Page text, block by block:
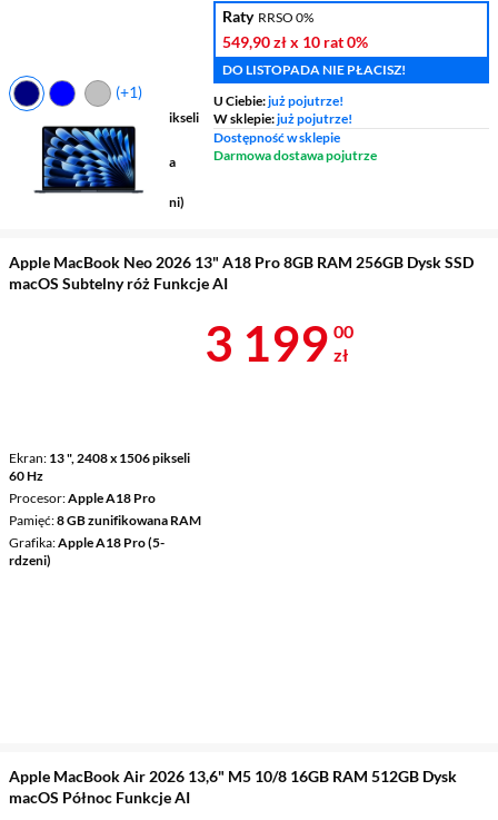
(+1)
Ekran
15,3", 2880 x 1864 pikseli
Procesor Apple M4
Pamięć 16 GB zunifikowana
Apple M4 (10-rdzeni)
Raty RRSO 0%
549,90 złx 10 rat0%
DO LISTOPADA NIE PŁACISZ!
U Ciebie:już pojutrze!
W sklepie:już pojutrze!
Dostępność w sklepie
Darmowa dostawa pojutrze
Apple MacBook Neo 2026 13" A18 Pro 8GB RAM 256GB Dysk SSD
macOS Subtelny róż Funkcje AI
Ekran 13 ", 2408 x 1506 pikseli
60 Hz
Procesor Apple A18 Pro
Pamięć 8 GB zunifikowana RAM
Grafika Apple A18 Pro (5-
rdzeni)
Cena 3 199 zł
3 199 00
zł
Apple MacBook Air 2026 13,6" M5 10/8 16GB RAM 512GB Dysk
macOS Północ Funkcje AI